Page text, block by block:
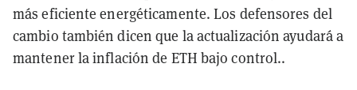
más eficiente energéticamente. Los defensores del
cambio también dicen que la actualización ayudará a
mantener la inflación de ETH bajo control..